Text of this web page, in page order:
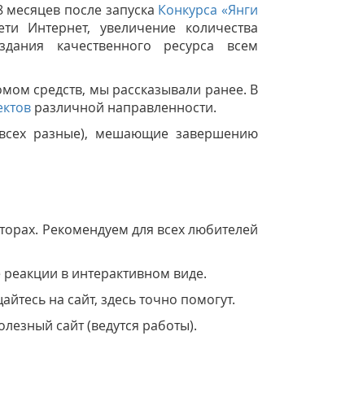
после запуска Конкурса «Янги
Интернет, увеличение количества
качественного ресурса всем
средств, мы рассказывали ранее. В
различной направленности.
всех разные), мешающие завершению
Рекомендуем для всех любителей
в интерактивном виде.
на сайт, здесь точно помогут.
сайт (ведутся работы).